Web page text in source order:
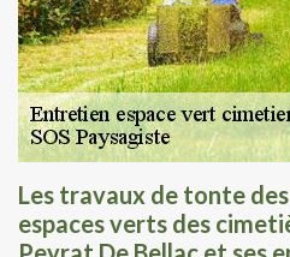
Les travaux de tonte
espaces verts des